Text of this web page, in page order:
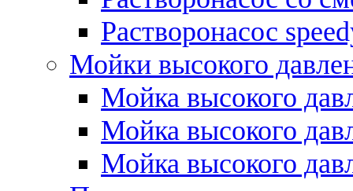
Растворонасос
Мойки высокого
Мойка высокого
Мойка высокого
Мойка высокого